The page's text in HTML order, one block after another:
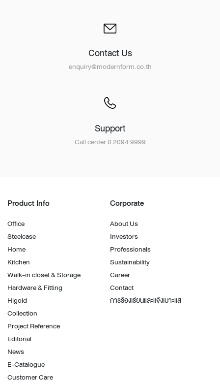
Contact Us
enquiry@modernform.co.th
Support
Call center 0 2094 9999
Product Info
Office
Steelcase
Home
Kitchen
Walk-in closet & Storage
Hardware & Fitting
Higold
Collection
Project Reference
Editorial
News
E-Catalogue
Customer Care
Corporate
About Us
Investors
Professionals
Sustainability
Career
Contact
การร้องเรียนและแจ้งเบาะแส